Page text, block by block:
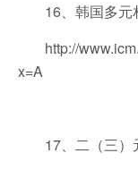
16、韩国多
http://
x=A
17、二（三